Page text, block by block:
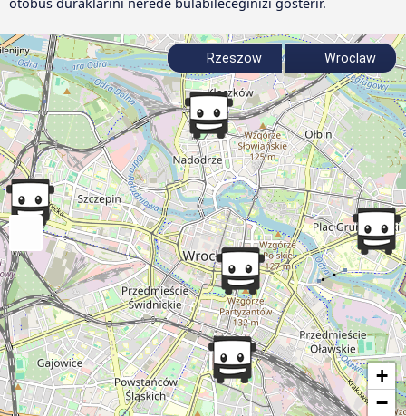
otobüs duraklarını nerede bulabileceğinizi gösterir.
+
−
Rzeszow Wroclaw